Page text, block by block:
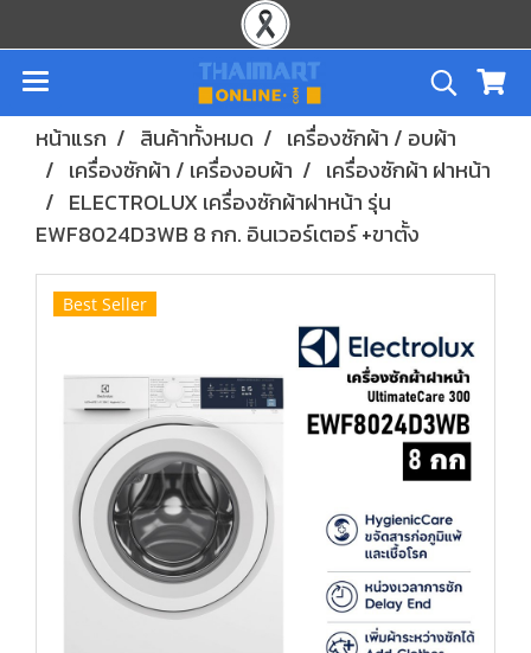
หน้าแรก สินค้าทั้งหมด
เครื่องซักผ้า / อบผ้า
เครื่องซักผ้า / เครื่องอบผ้า
เครื่องซักผ้า ฝาหน้า
ELECTROLUX เครื่องซักผ้าฝาหน้า รุ่น
EWF8024D3WB 8 กก. อินเวอร์เตอร์ +ขาตั้ง
Best Seller